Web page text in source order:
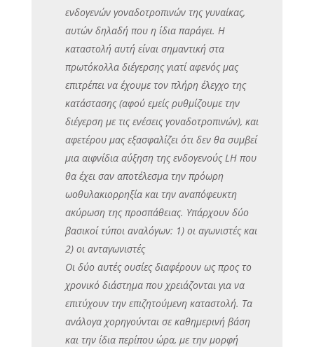
ενδογενών γοναδοτροπινών της γυναίκας,
αυτών δηλαδή που η ίδια παράγει. Η
καταστολή αυτή είναι σημαντική στα
πρωτόκολλα διέγερσης γιατί αφενός μας
επιτρέπει να έχουμε τον πλήρη έλεγχο της
κατάστασης (αφού εμείς ρυθμίζουμε την
διέγερση με τις ενέσεις γοναδοτροπινών), και
αφετέρου μας εξασφαλίζει ότι δεν θα συμβεί
μια αιφνίδια αύξηση της ενδογενούς LH που
θα έχει σαν αποτέλεσμα την πρόωρη
ωοθυλακιορρηξία και την αναπόφευκτη
ακύρωση της προσπάθειας. Υπάρχουν δύο
βασικοί τύποι αναλόγων: 1) οι αγωνιστές και
2) οι ανταγωνιστές
Οι δύο αυτές ουσίες διαφέρουν ως προς το
χρονικό διάστημα που χρειάζονται για να
επιτύχουν την επιζητούμενη καταστολή. Τα
ανάλογα χορηγούνται σε καθημερινή βάση
και την ίδια περίπου ώρα, με την μορφή